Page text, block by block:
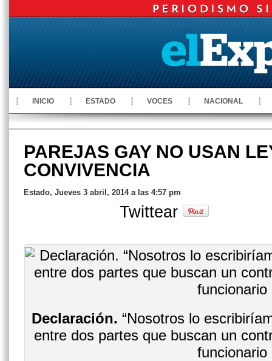
INICIO ESTADO VOCES NACIONAL
PAREJAS GAY NO USAN
CONVIVENCIA
Estado, Jueves 3 abril, 2014 a las 4:57 pm
Twittear
Declaración. “Nosotros lo
entre dos partes que buscan un
funcionario